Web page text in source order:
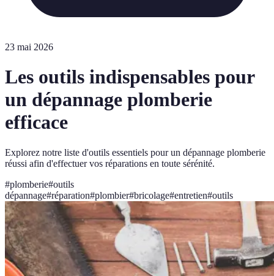
23 mai 2026
Les outils indispensables pour
un dépannage plomberie
efficace
Explorez notre liste d'outils essentiels pour un dépannage plomberie
réussi afin d'effectuer vos réparations en toute sérénité.
#plomberie#outils
dépannage#réparation#plombier#bricolage#entretien#outils